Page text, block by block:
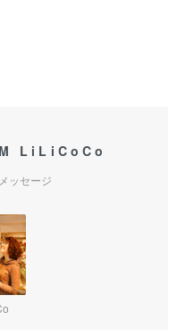
LiLiCoCo
ッセージ